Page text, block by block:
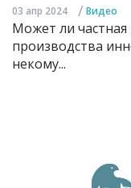
03 апр 2024 / Видео
Может ли
производства
некому...